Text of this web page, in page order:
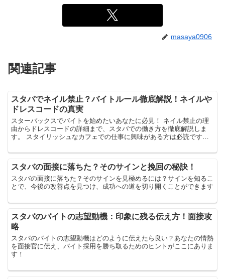
masaya0906
関連記事
スタバでネイル禁止？バイトルール徹底解説！ネイルや
ドレスコードの真実
スターバックスでバイトを始めたいあなたに必見！ ネイル禁止の理
由からドレスコードの詳細まで、スタバでの働き方を徹底解説しま
す。 スタイリッシュなカフェでの仕事に興味がある方は必読です！
スタバの面接に落ちた？そのサインと挽回の秘訣！
スタバの面接に落ちた？そのサインを見極めるには？サインを知るこ
とで、今後の改善点を見つけ、成功への道を切り開くことができます
スタバのバイトの志望動機：印象に残る伝え方！面接攻
略
スタバのバイトの志望動機はどのように伝えたら良い？あなたの情熱
を面接官に伝え、バイト採用を勝ち取るためのヒントがここにありま
す！